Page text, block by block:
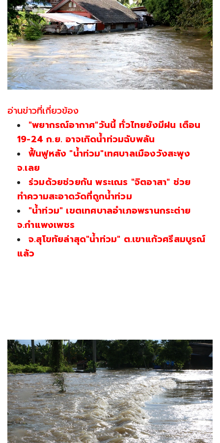
อ่านข่าวที่เกี่ยวข้อง
"พยากรณ์อากาศ"วันนี้ ทั่วไทยยังมีฝน เตือน
19-24 ก.ย. อาจเกิดน้ำท่วมฉับพลัน
ฟื้นฟูหลัง "น้ำท่วม"เทศบาลเมืองวังสะพุง
จ.เลย
ร่วมด้วยช่วยกัน พระเณร "จิตอาสา" ช่วย
ทำความสะอาดวัดที่ถูกน้ำท่วม
"น้ำท่วม" เขตเทศบาลอำเภอพรานกระต่าย
จ.กำแพงเพชร
จ.สุโขทัยล่าสุด"น้ำท่วม" ต.เขาแก้วศรีสมบูรณ์
แล้ว